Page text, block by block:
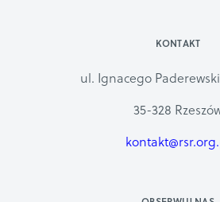
KONTAKT
ul. Ignacego
35-328